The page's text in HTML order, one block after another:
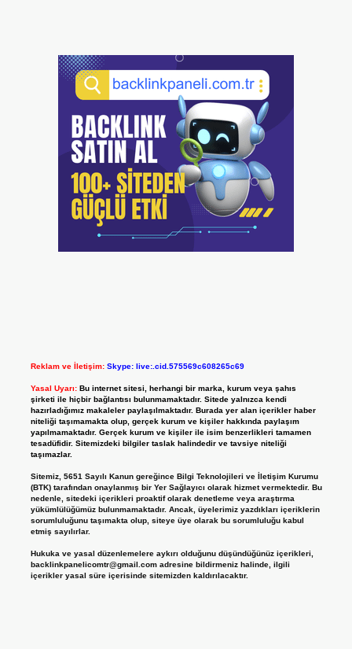
Reklam ve İletişim: Skype: live:.cid.575569c608265c69
Yasal Uyarı: Bu internet sitesi, herhangi bir marka, kurum veya şahıs
şirketi ile hiçbir bağlantısı bulunmamaktadır. Sitede yalnızca kendi
hazırladığımız makaleler paylaşılmaktadır. Burada yer alan içerikler haber
niteliği taşımamakta olup, gerçek kurum ve kişiler hakkında paylaşım
yapılmamaktadır. Gerçek kurum ve kişiler ile isim benzerlikleri tamamen
tesadüfidir. Sitemizdeki bilgiler taslak halindedir ve tavsiye niteliği
taşımazlar.
Sitemiz, 5651 Sayılı Kanun gereğince Bilgi Teknolojileri ve İletişim Kurumu
(BTK) tarafından onaylanmış bir Yer Sağlayıcı olarak hizmet vermektedir. Bu
nedenle, sitedeki içerikleri proaktif olarak denetleme veya araştırma
yükümlülüğümüz bulunmamaktadır. Ancak, üyelerimiz yazdıkları içeriklerin
sorumluluğunu taşımakta olup, siteye üye olarak bu sorumluluğu kabul
etmiş sayılırlar.
Hukuka ve yasal düzenlemelere aykırı olduğunu düşündüğünüz içerikleri,
backlinkpanelicomtr@gmail.comadresine bildirmeniz halinde, ilgili
içerikler yasal süre içerisinde sitemizden kaldırılacaktır.